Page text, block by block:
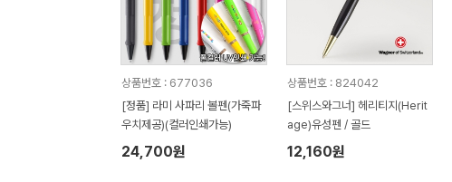
상품번호 : 677036
[정품] 라미 사파리 볼펜(가죽파
우치제공)(컬러인쇄가능)
24,700원
상품번호 : 824042
[스위스와그너] 헤리티지(Herit
age)유성펜 / 골드
12,160원